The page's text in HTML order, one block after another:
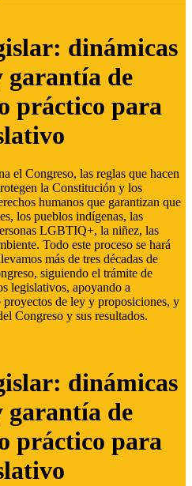
dinámicas
garantía de
práctico para
el Congreso, las reglas que hacen
la Constitución y los
humanos que garantizan que
los pueblos indígenas, las
LGBTIQ+, la niñez, las
Todo este proceso se hará
más de tres décadas de
siguiendo el trámite de
legislativos, apoyando a
proyectos de ley y proposiciones, y
Congreso y sus resultados.
dinámicas
garantía de
práctico para